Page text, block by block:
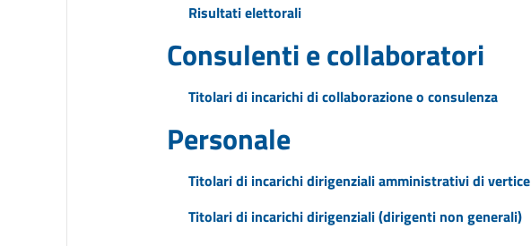
Risultati elettorali
Consulenti e collaboratori
Titolari di incarichi di collaborazione o consulenza
Personale
Titolari di incarichi dirigenziali amministrativi di vertice
Titolari di incarichi dirigenziali (dirigenti non generali)